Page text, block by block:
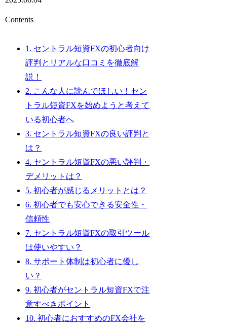
Contents
1. セントラル短資FXの初心者向け
評判とリアルな口コミを徹底解
説！
2. こんな人に読んでほしい！セン
トラル短資FXを始めようと考えて
いる初心者へ
3. セントラル短資FXの良い評判と
は？
4. セントラル短資FXの悪い評判・
デメリットは？
5. 初心者が感じるメリットとは？
6. 初心者でも安心できる安全性・
信頼性
7. セントラル短資FXの取引ツール
は使いやすい？
8. サポート体制は初心者に優し
い？
9. 初心者がセントラル短資FXで注
意すべきポイント
10. 初心者におすすめのFX会社を